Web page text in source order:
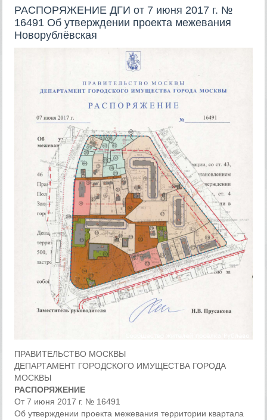
РАСПОРЯЖЕНИЕ ДГИ от 7 июня 2017 г. №
16491 Об утверждении проекта межевания
Новорублёвская
ПРАВИТЕЛЬСТВО МОСКВЫ
ДЕПАРТАМЕНТ ГОРОДСКОГО ИМУЩЕСТВА ГОРОДА
МОСКВЫ
РАСПОРЯЖЕНИЕ
От 7 июня 2017 г. № 16491
Об утверждении проекта межевания территории квартала